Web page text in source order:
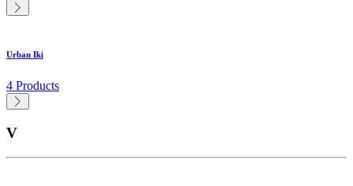
Urban Iki
4 Products
V